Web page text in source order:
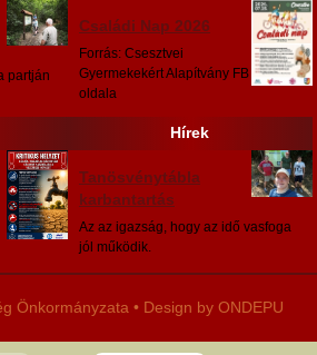
partján
Családi Nap 2026
Forrás: Csesztvei
Gyermekekért Alapítvány FB
oldala
Hírek
Tanösvénytábla
karbantartás
Az az igazság, hogy az idő vasfoga
jól működik.
Önkormányzata • Design by ONDEPU